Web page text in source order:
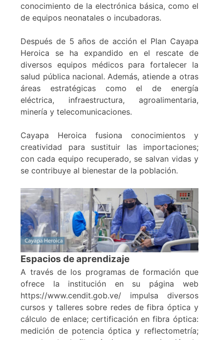
conocimiento de la electrónica básica, como el
de equipos neonatales o incubadoras.
Después de 5 años de acción el Plan Cayapa
Heroica se ha expandido en el rescate de
diversos equipos médicos para fortalecer la
salud pública nacional. Además, atiende a otras
áreas estratégicas como el de energía
eléctrica, infraestructura, agroalimentaria,
minería y telecomunicaciones.
Cayapa Heroica fusiona conocimientos y
creatividad para sustituir las importaciones;
con cada equipo recuperado, se salvan vidas y
se contribuye al bienestar de la población.
Espacios de aprendizaje
A través de los programas de formación que
ofrece la institución en su página web
https://www.cendit.gob.ve/ impulsa diversos
cursos y talleres sobre redes de fibra óptica y
cálculo de enlace; certificación en fibra óptica:
medición de potencia óptica y reflectometría;